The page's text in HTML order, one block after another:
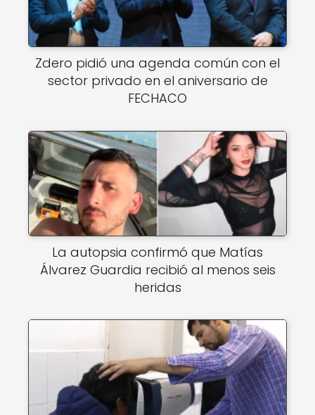
Zdero pidió una agenda común con el
sector privado en el aniversario de
FECHACO
La autopsia confirmó que Matías
Álvarez Guardia recibió al menos seis
heridas